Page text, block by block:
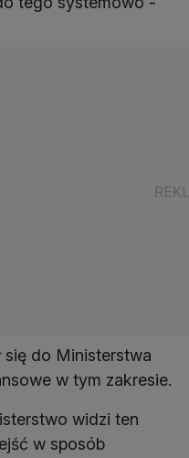
się do Ministerstwa
widzi ten
w sposób